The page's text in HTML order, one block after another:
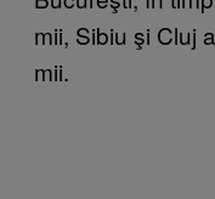
mii, Sibiu şi Cluj
mii.